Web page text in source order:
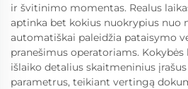
ir švitinimo momentas. Realus
aptinka bet kokius nuokrypius nuo
automatiškai paleidžia pataisymo
pranešimus operatoriams.
išlaiko detalius skaitmeninius
parametrus, teikiant vertingą